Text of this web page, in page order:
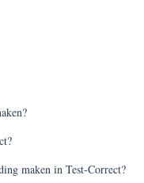
maken in Test-Correct?